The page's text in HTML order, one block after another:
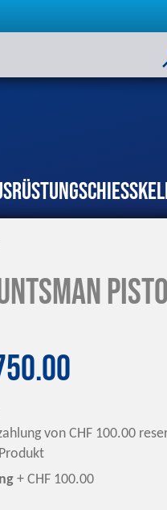
von CHF 100.00
+ CHF 100.00